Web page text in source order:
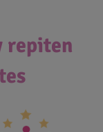
repiten